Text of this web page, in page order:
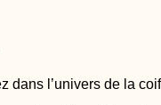
dans l’univers de la